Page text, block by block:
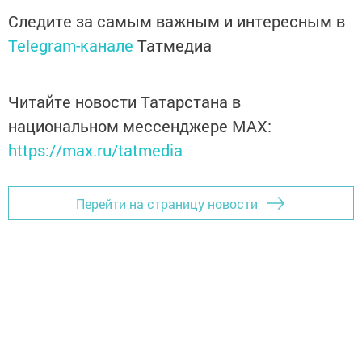
Следите за самым важным и интересным в
Telegram-канале Татмедиа
Читайте новости Татарстана в
национальном мессенджере MАХ:
https://max.ru/tatmedia
Перейти на страницу новости